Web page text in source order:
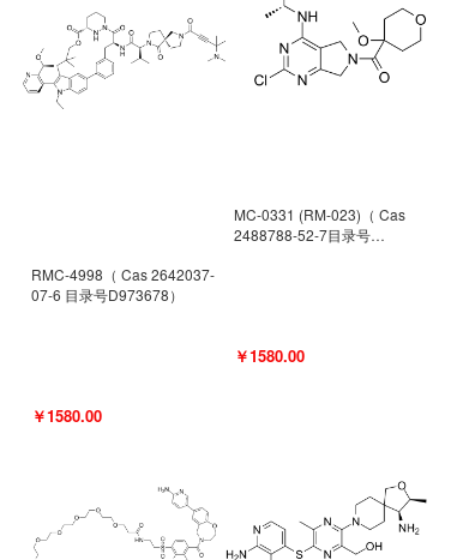
RMC-4998（ Cas 2642037-
07-6 目录号D973678）
￥1580.00
MC-0331 (RM-023)（ Cas
2488788-52-7目录号
￥1580.00